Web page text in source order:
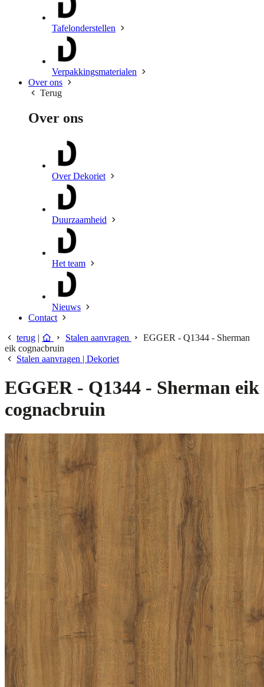
Tafelonderstellen
Verpakkingsmaterialen
Over ons
Terug
Over ons
Over Dekoriet
Duurzaamheid
Het team
Nieuws
Contact
terug | Stalen aanvragen
EGGER - Q1344 - Sherman
eik cognacbruin
Stalen aanvragen | Dekoriet
EGGER - Q1344 - Sherman eik
cognacbruin